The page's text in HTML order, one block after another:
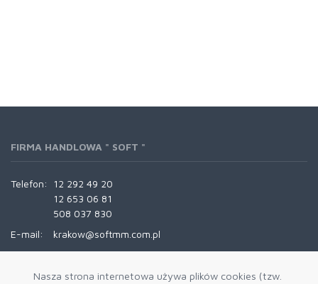
Nasza strona internetowa używa plików cookies (tzw.
FIRMA HANDLOWA " SOFT "
Telefon:
12 292 49 20
12 653 06 81
508 037 830
E-mail:
krakow@softmm.com.pl
INFORMACJE